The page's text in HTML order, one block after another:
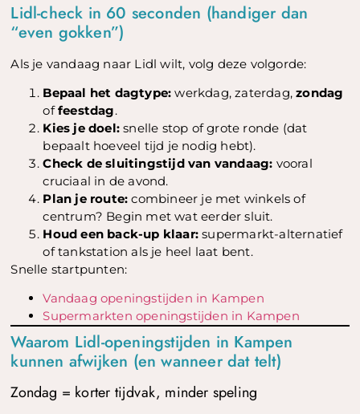
Lidl-check in 60 seconden (handiger dan
“even gokken”)
Als je vandaag naar Lidl wilt, volg deze volgorde:
Bepaal het dagtype: werkdag, zaterdag,zondag
offeestdag.
Kies je doel: snelle stop of grote ronde (dat
bepaalt hoeveel tijd je nodig hebt).
Check de sluitingstijd van vandaag: vooral
cruciaal in de avond.
Plan je route: combineer je met winkels of
centrum? Begin met wat eerder sluit.
Houd een back-up klaar: supermarkt-alternatief
of tankstation als je heel laat bent.
Snelle startpunten:
Vandaag openingstijden in Kampen
Supermarkten openingstijden in Kampen
Waarom Lidl-openingstijden in Kampen
kunnen afwijken (en wanneer dat telt)
Zondag = korter tijdvak, minder speling